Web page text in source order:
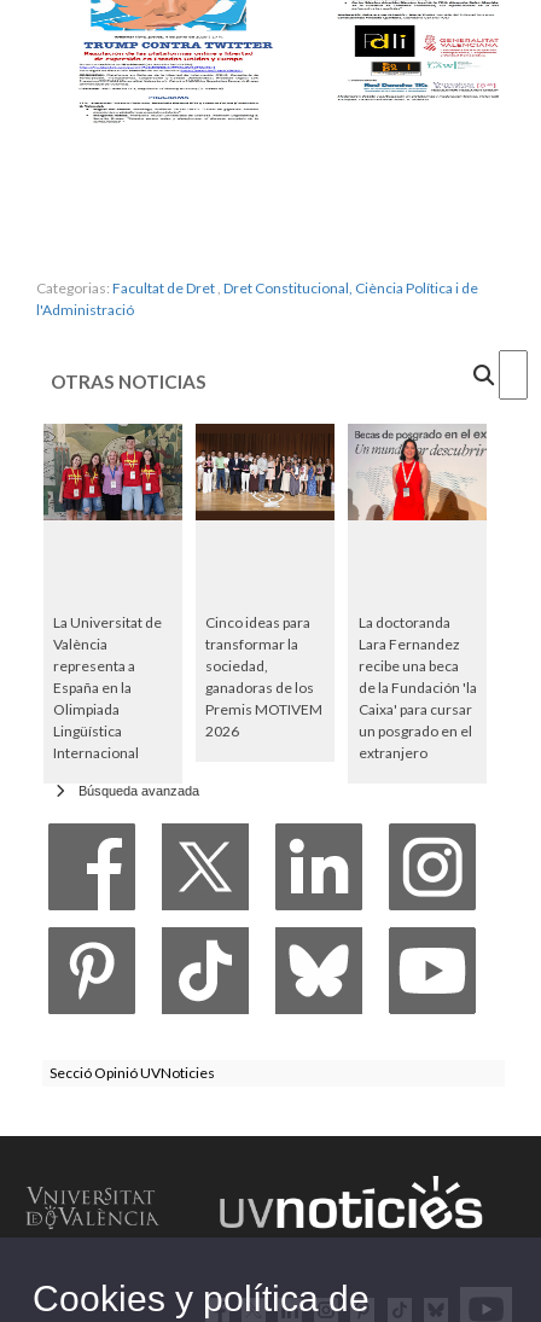
Categorias: Facultat de Dret Dret Constitucional, Ciència Política i de
l'Administració
OTRAS NOTICIAS
La Universitat de
València
representa a
España en la
Olimpiada
Lingüística
Internacional
Cinco ideas para
transformar la
sociedad,
ganadoras de los
Premis MOTIVEM
2026
La doctoranda
Lara Fernandez
recibe una beca
de la Fundación 'la
Caixa' para cursar
un posgrado en el
extranjero
Búsqueda avanzada
Secció Opinió UVNoticies
Cookies y política de